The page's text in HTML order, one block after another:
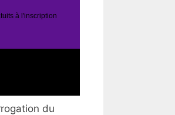
à l'inscription
du